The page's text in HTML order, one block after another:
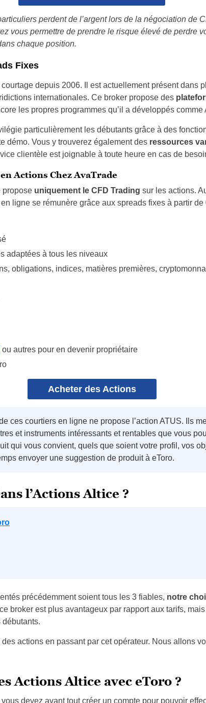
perdent de l’argent lors de la négociation de
vous permettre de prendre le risque élevé de perdre
chaque position.
Fixes
depuis 2006. Il est actuellement présent dans
internationales. Ce broker propose des
les propres programmes qu’il a développés
particulièrement les débutants grâce à des
démo. Vous y trouverez également des ressources
clientèle est joignable à toute heure en cas de
Actions Chez AvaTrade
propose uniquement le CFD Trading sur les actions.
ligne se rémunère grâce aux spreads fixes à partir
adaptées à tous les niveaux
obligations, indices, matières premières,
ou autres pour en devenir propriétaire
Acheter des Actions
ces courtiers en ligne ne propose l’action ATUS. Ils
et instruments intéressants et rentables que vous
qui vous convient, quels que soient votre profil, vos
envoyer une suggestion de produit à eToro.
l’Actions Altice ?
précédemment soient tous les 3 fiables, notre
broker est plus avantageux par rapport aux tarifs,
actions en passant par cet opérateur. Nous allons
Actions Altice avec eToro ?
devez avant tout créer un compte pour pouvoir